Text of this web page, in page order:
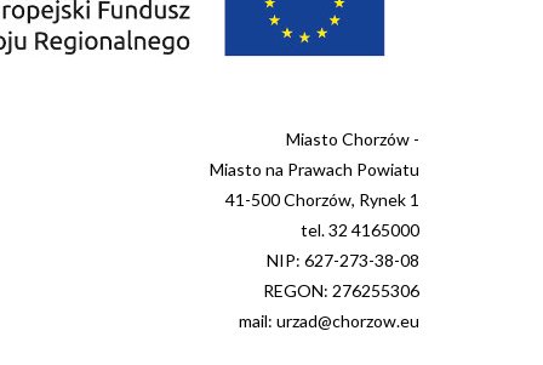
Miasto Chorzów -
Miasto na Prawach Powiatu
41-500 Chorzów, Rynek 1
tel. 32 4165000
NIP: 627-273-38-08
REGON: 276255306
mail: urzad@chorzow.eu